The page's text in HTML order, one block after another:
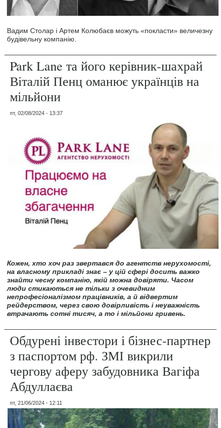
Вадим Столар і Артем Колюбаєв можуть «покласти» величезну
будівельну компанію.
Park Lane та його керівник-шахрай
Віталій Пенц оманює українців на
мільйони
пт, 02/08/2024 - 13:37
Кожен, хто хоч раз звертався до агентств нерухомості,
на власному прикладі знає – у цій сфері досить важко
знайти чесну компанію, якій можна довіряти. Часом
люди стикаються не тільки з очевидним
непрофесіоналізмом працівників, а й відвертим
рейдерством, через свою довірливість і неуважність
втрачають сотні тисяч, а то і мільйони гривень.
Обдурені інвестори і бізнес-партнер
з паспортом рф. ЗМІ викрили
чергову аферу забудовника Вагіфа
Абдуллаєва
пт, 21/06/2024 - 12:11